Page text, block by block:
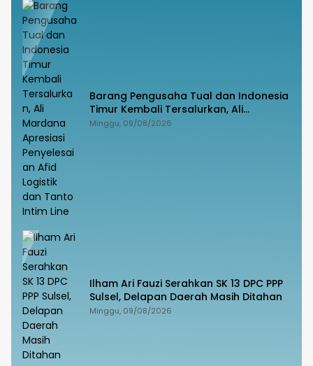
Barang Pengusaha Tual dan Indonesia
Timur Kembali Tersalurkan, Ali
Mardana Apresiasi Penyelesaian Afid
Minggu, 09/08/2026
Ilham Ari Fauzi Serahkan SK 13 DPC PPP
Sulsel, Delapan Daerah Masih Ditahan
Minggu, 09/08/2026